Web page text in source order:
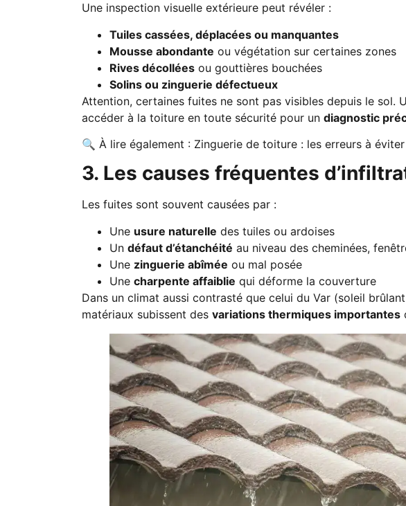
Une inspection visuelle extérieure peut révéler :
Tuiles cassées, déplacées ou manquantes
Mousse abondante ou végétation sur certaines zones
Rives décolléesou gouttières bouchées
Solins ou zinguerie défectueux
Attention, certaines fuites ne sont pas visibles depuis le sol.
accéder à la toiture en toute sécurité pour un diagnostic
🔍 À lire également : Zinguerie de toiture : les erreurs à
3. Les causes fréquentes
Les fuites sont souvent causées par :
Une usure naturelle des tuiles ou ardoises
Un défaut d’étanchéité au niveau des cheminées,
Une zinguerie abîmée ou mal posée
Une charpente affaiblie qui déforme la couverture
Dans un climat aussi contrasté que celui du Var (soleil
matériaux subissent des variations thermiques importantes